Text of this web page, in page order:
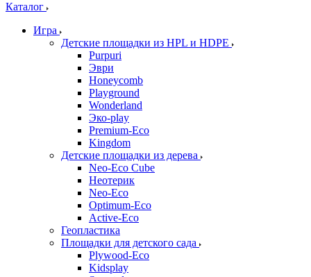
Каталог
Игра
Детские площадки из HPL и HDPE
Purpuri
Эври
Honeycomb
Playground
Wonderland
Эко-play
Premium-Eco
Kingdom
Детские площадки из дерева
Neo-Eco Cube
Неотерик
Neo-Eco
Оptimum-Еco
Active-Eco
Геопластика
Площадки для детского сада
Plywood-Eco
Kidsplay